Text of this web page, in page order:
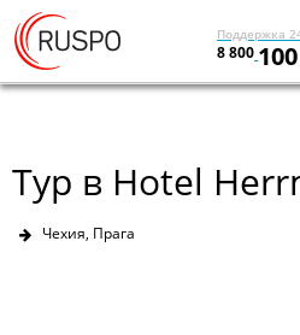
Поддержка
8 800
Тур в Hotel
Чехия, Прага